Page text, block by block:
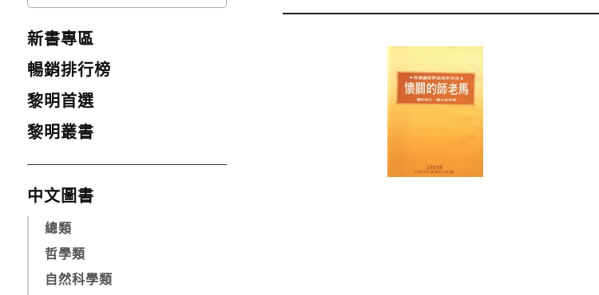
新書專區
暢銷排行榜
黎明首選
黎明叢書
中文圖書
總類
哲學類
自然科學類